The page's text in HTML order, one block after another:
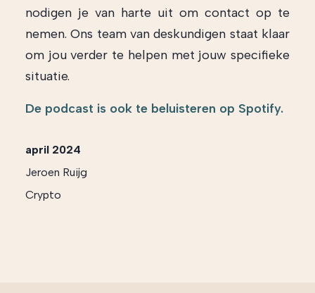
nodigen je van harte uit om contact op te
nemen. Ons team van deskundigen staat klaar
om jou verder te helpen met jouw specifieke
situatie.
De podcast is ook te beluisteren op Spotify.
april 2024
Jeroen Ruijg
Crypto